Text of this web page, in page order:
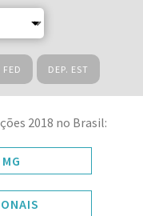
FED DEP. EST
2018 no Brasil: